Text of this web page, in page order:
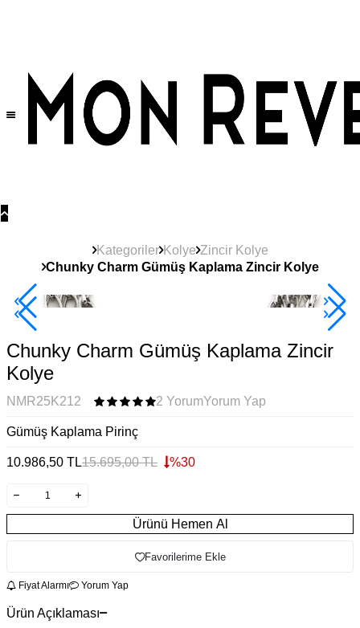
Kategoriler Kolye Zincir Kolye
Chunky Charm Gümüş Kaplama Zincir Kolye
2+ Ürüne +%10
Chunky Charm Gümüş Kaplama Zincir
Kolye
NMR25K212 2 YorumYorum Yap
Gümüş Kaplama Pirinç
10.986,50 TL15.695,00TL %30
Ürünü Hemen Al
Favorilerime Ekle
Fiyat Alarmı Yorum Yap
Ürün Açıklaması